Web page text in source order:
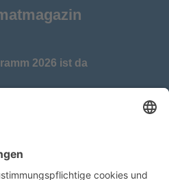
2026 ist da
Stoy